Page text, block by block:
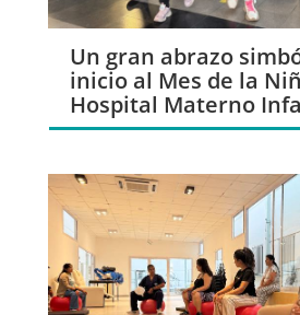
Un gran abrazo
inicio al Mes de la
Hospital Materno